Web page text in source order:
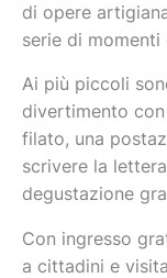
di opere
serie di
Ai più piccoli
divertimento con
filato, una
scrivere la
degustazione
Con ingresso
a cittadini e